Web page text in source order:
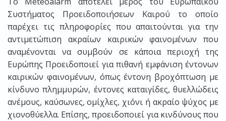
Συστήματος Προειδοποιήσεων Καιρού το οποίο
παρέχει τις πληροφορίες που απαιτούνται για την
αντιμετώπιση ακραίων καιρικών φαινομένων που
αναμένονται να συμβούν σε κάποια περιοχή της
Ευρώπης Προειδοποιεί για πιθανή εμφάνιση έντονων
καιρικών φαινομένων, όπως έντονη βροχόπτωση με
κίνδυνο πλημμυρών, έντονες καταιγίδες, θυελλώδεις
ανέμους, καύσωνες, ομίχλες, χιόνι ή ακραίο ψύχος με
χιονοθύελλα. Επίσης, προειδοποιεί για κινδύνους που